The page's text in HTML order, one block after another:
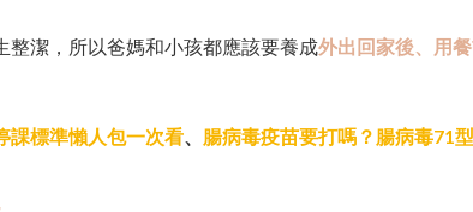
整潔，所以爸媽和小孩都應該要養成外出回家後、用
課標準懶人包一次看、 腸病毒疫苗要打嗎？腸病毒71